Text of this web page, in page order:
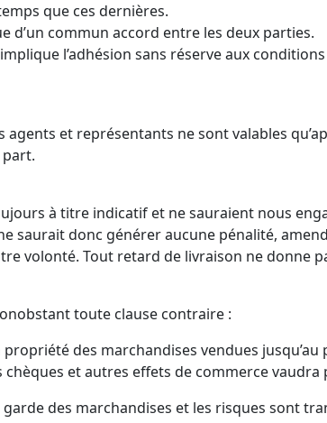
que ces dernières.
d’un commun accord entre les deux parties.
l’adhésion sans réserve aux
agents et représentants ne sont valables
à titre indicatif et ne sauraient nous
saurait donc générer aucune pénalité,
volonté. Tout retard de livraison ne donne
toute clause contraire :
des marchandises vendues
chèques et autres effets de commerce vaudra
des marchandises et les risques sont